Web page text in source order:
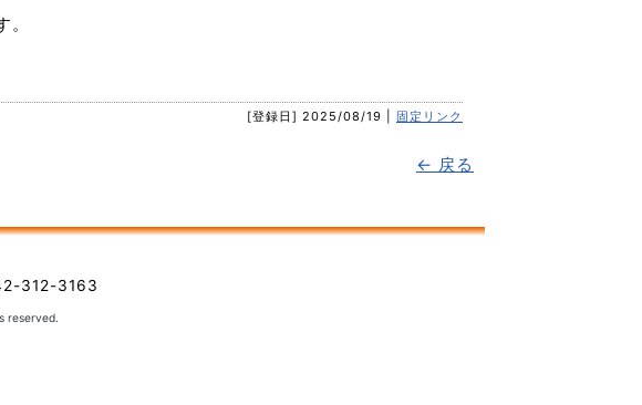
[登録日] 2025/08/19 | 固定リンク
← 戻る
312-3163
reserved.